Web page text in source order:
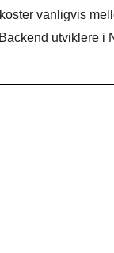
vanligvis
utviklere i